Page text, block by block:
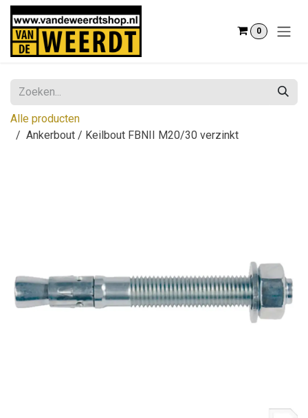
Overslaan naar inhoud
0
Alle producten
Ankerbout / Keilbout FBNII M20/30 verzinkt